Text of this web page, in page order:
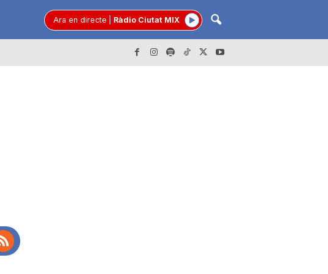
Ara en directe Ràdio Ciutat MIX